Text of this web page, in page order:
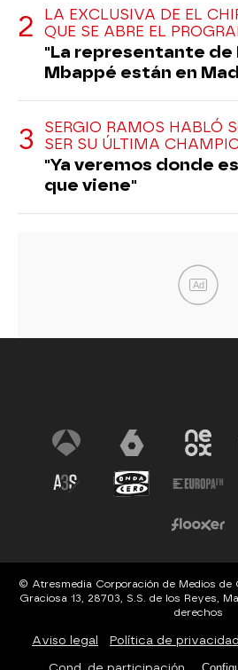
LA EXCLUSIVA DE EL
QUE SE ABRE EL
"La representante de
Mbappé están en
SERGIO RAMOS HABLÓ
SER SU ÚLTIMA
"Ya veremos donde
que viene"
Ad
© Atresmedia Corporación de Medios de
Graciosa 13, 28703, S.S. de los Reyes,
derechos
Aviso legal Política de privacidad